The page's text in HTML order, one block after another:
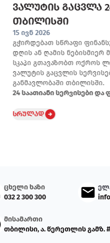
ვალუტის გაცვლა
თბილისში
15 ივნ 2026
გჭირდებათ სწრაფი
დღის ან ღამის ნებისმიერ
სკაპი გთავაზობთ ოქროს
ვალუტის გაცვლის
განმავლობაში თბილისში.
24 საათიანი სერვისები
სრულად
ცხელი ხაზი
032 2 300 300
მისამართი
თბილისი, ა. წერეთლის გამზ.